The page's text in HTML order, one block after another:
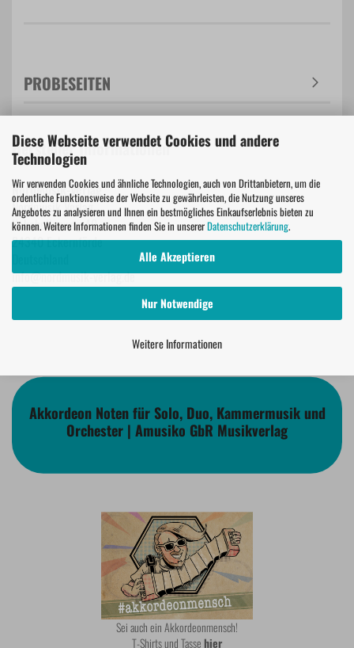
Diese Webseite verwendet Cookies und andere
Technologien
Wir verwenden Cookies und ähnliche Technologien, auch von Drittanbietern, um die
ordentliche Funktionsweise der Website zu gewährleisten, die Nutzung unseres
Angebotes zu analysieren und Ihnen ein bestmögliches Einkaufserlebnis bieten zu
können. Weitere Informationen finden Sie in unsererDatenschutzerklärung.
Alle Akzeptieren
Nur Notwendige
Weitere Informationen
PROBESEITEN
Hersteller Informationen
NordMusik-Verlag
Nordmusik Verlag
Kakabellenweg 40
24340 Eckernförde
info@nordmusik-verlag.de
Akkordeon Noten für Solo, Duo, Kammermusik und
Orchester | Amusiko GbR Musikverlag
Sei auch ein Akkordeonmensch!
T-Shirts und Tassehier